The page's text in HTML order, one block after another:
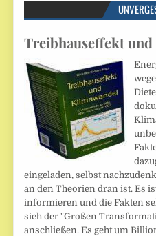
Treibhauseffekt
eingeladen, selbst
an den Theorien dran ist. Es
informieren und die Fakten
sich der "Großen
anschließen. Es geht um